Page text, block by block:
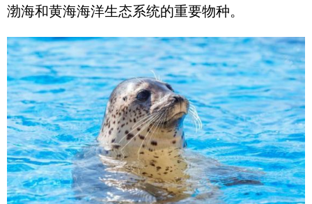
渤海和黄海海洋生态系统的重要物种。